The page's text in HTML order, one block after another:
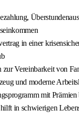
in einer
zur Vereinbarkeit von
und moderne
mit Prämien
in schwierigen